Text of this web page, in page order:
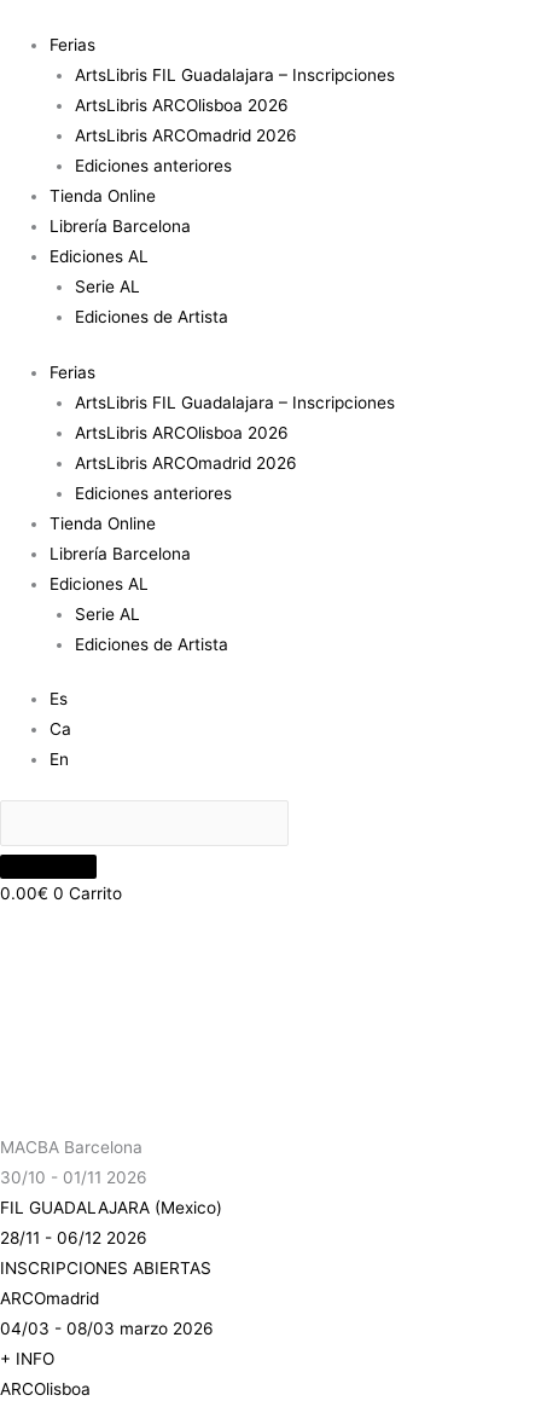
contenido
Ferias
ArtsLibris FIL Guadalajara – Inscripciones
ArtsLibris ARCOlisboa 2026
ArtsLibris ARCOmadrid 2026
Ediciones anteriores
Tienda Online
Librería Barcelona
Ediciones AL
Serie AL
Ediciones de Artista
Ferias
ArtsLibris FIL Guadalajara – Inscripciones
ArtsLibris ARCOlisboa 2026
ArtsLibris ARCOmadrid 2026
Ediciones anteriores
Tienda Online
Librería Barcelona
Ediciones AL
Serie AL
Ediciones de Artista
Es
Ca
En
0.00€ 0 Carrito
MACBA Barcelona
30/10 - 01/11 2026
FIL GUADALAJARA (Mexico)
28/11 - 06/12 2026
INSCRIPCIONES ABIERTAS
ARCOmadrid
04/03 - 08/03 marzo 2026
+ INFO
ARCOlisboa